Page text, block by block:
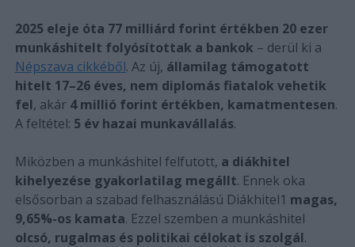
2025 eleje óta 77 milliárd forint értékben 20 ezer
munkáshitelt folyósítottak a bankok – derül ki a
Népszava cikkéből. Az új, államilag támogatott
hitelt 17–26 éves, nem diplomás fiatalok vehetik
fel, akár 4 millió forint értékben, kamatmentesen.
A feltétel: 5 év hazai munkavállalás.
Miközben a munkáshitel felfutott, a diákhitel
kihelyezése gyakorlatilag megállt. Ennek oka
elsősorban a szabad felhasználású Diákhitel1 magas,
9,65%-os kamata. Ezzel szemben a munkáshitel
olcsó, rugalmas és politikai célokat is szolgál.